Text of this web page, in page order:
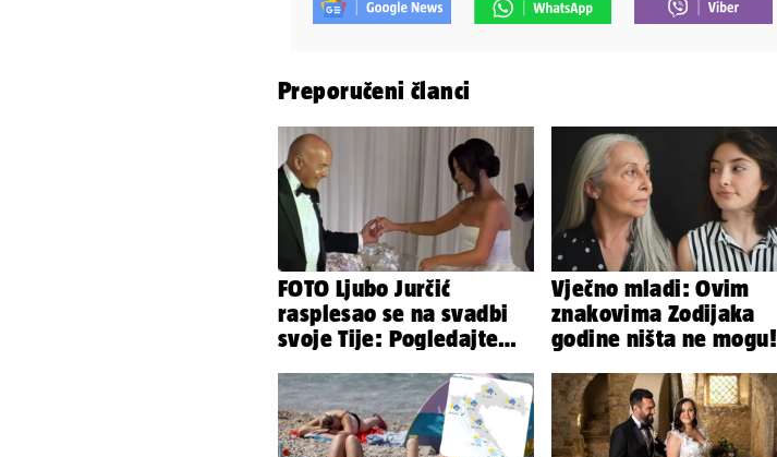
Preporučeni članci
FOTO Ljubo Jurčić
rasplesao se na svadbi
svoje Tije: Pogledajte
vjenčanje...
Vječno mladi: Ovim
znakovima Zodijaka
godine ništa ne mogu!